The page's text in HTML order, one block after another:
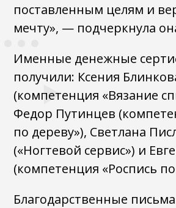
поставленным целям и
мечту», — подчеркнула
Именные денежные
получили: Ксения
(компетенция «Вязание
Федор Путинцев
по дереву»), Светлана
(«Ногтевой сервис») и
(компетенция «Роспись
Благодарственные